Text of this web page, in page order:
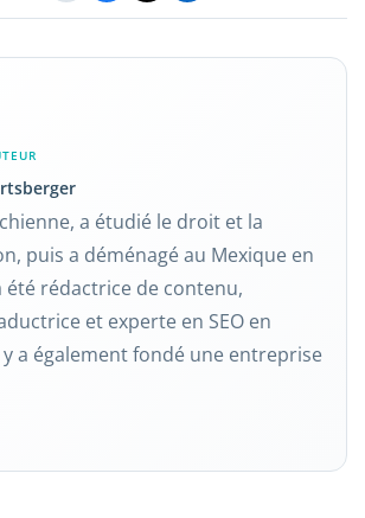
a étudié le droit et la
puis a déménagé au Mexique en
été rédactrice de contenu,
et experte en SEO en
y a également fondé une entreprise